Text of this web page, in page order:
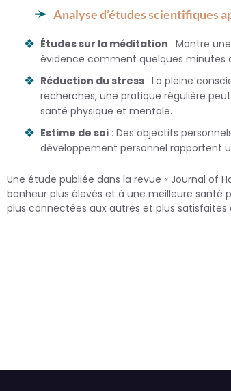
Analyse d’études scientifiques
Études sur la méditation : Montre
évidence comment quelques minutes
Réduction du stress : La pleine
recherches, une pratique régulière
santé physique et mentale.
Estime de soi : Des objectifs
développement personnel rapportent
Une étude publiée dans la revue « Journal of
bonheur plus élevés et à une meilleure santé
plus connectées aux autres et plus satisfaites